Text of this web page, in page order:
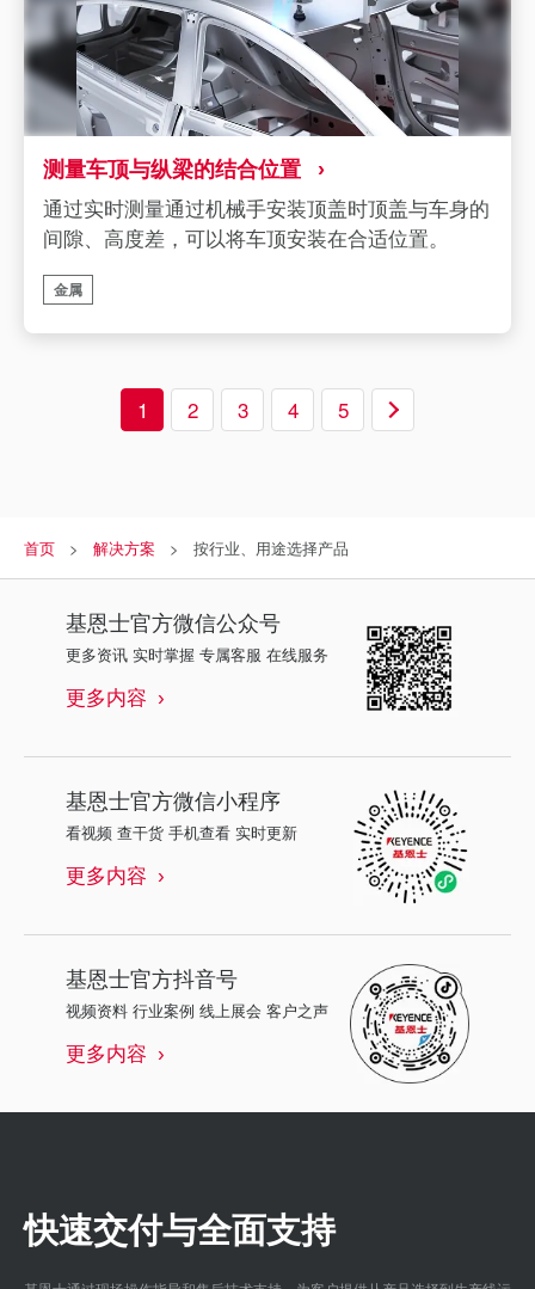
测量车顶与纵梁的结合位置
通过实时测量通过机械手安装顶盖时顶盖与车身的
间隙、高度差，可以将车顶安装在合适位置。
金属
1 2 3 4 5
首页 解决方案 按行业、用途选择产品
基恩士官方微信公众号
更多资讯 实时掌握 专属客服 在线服务
更多内容
基恩士官方微信小程序
看视频 查干货 手机查看 实时更新
更多内容
基恩士官方抖音号
视频资料 行业案例 线上展会 客户之声
更多内容
快速交付与全面支持